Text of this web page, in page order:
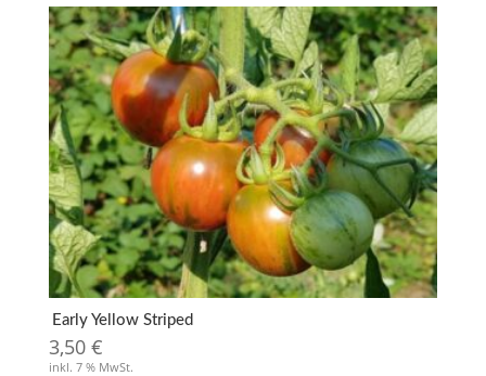
Early Yellow Striped
3,50 €
inkl. 7 % MwSt.